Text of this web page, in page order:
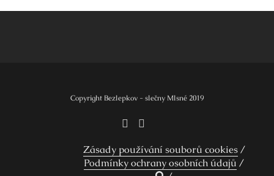
Copyright Bezlepkov - slečny Mlsné 2019
Zásady používání souborů cookies
Podmínky ochrany osobních údajů